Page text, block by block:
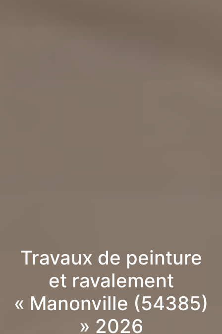
Travaux de peinture
et ravalement
« Manonville (54385)
» 2026